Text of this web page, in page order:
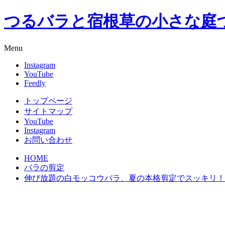
つるバラと宿根草の小さな庭
Menu
Instagram
YouTube
Feedly
トップページ
サイトマップ
YouTube
Instagram
お問い合わせ
HOME
バラの剪定
伸び放題の白モッコウバラ、夏の本格剪定でスッキリ！